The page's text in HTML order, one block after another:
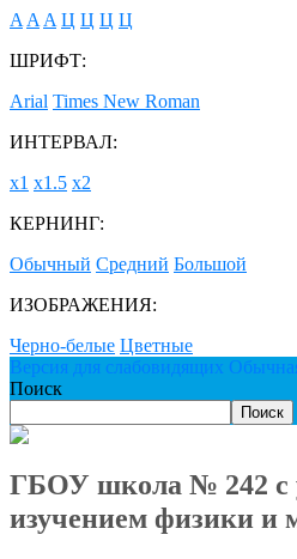
A A A Ц Ц Ц Ц
ШРИФТ:
Arial Times New Roman
ИНТЕРВАЛ:
х1 х1.5 х2
КЕРНИНГ:
Обычный Средний Большой
ИЗОБРАЖЕНИЯ:
Черно-белые Цветные
Версия для слабовидящих
Поиск
Поиск
ГБОУ школа № 242 с
изучением физики и